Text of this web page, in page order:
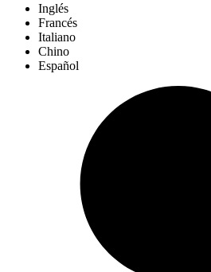
Inglés
Francés
Italiano
Chino
Español